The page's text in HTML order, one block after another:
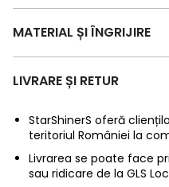
MATERIAL ȘI ÎNGRIJIRE
LIVRARE ȘI RETUR
StarShinerS oferă
teritoriul României la
Livrarea se poate face
sau ridicare de la GLS